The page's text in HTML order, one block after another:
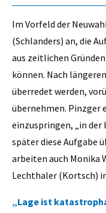
Im Vorfeld der
(Schlanders) an, die
aus zeitlichen
können. Nach
überredet werden,
übernehmen. Pinzger
einzuspringen, „in der
später diese Aufgabe
arbeiten auch Monika
Lechthaler (Kortsch)
„Lage ist